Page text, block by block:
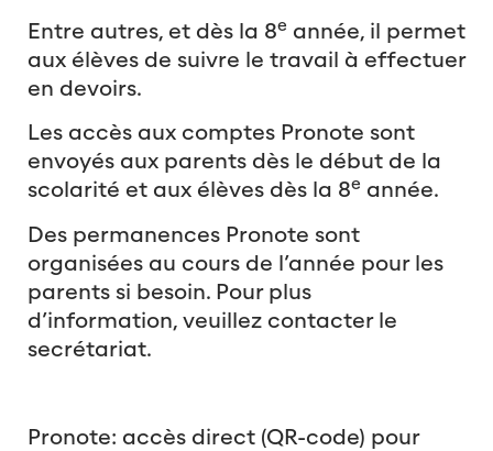
Entre autres, et dès la 8e année, il permet
aux élèves de suivre le travail à effectuer
en devoirs.
Les accès aux comptes Pronote sont
envoyés aux parents dès le début de la
scolarité et aux élèves dès la 8e année.
Des permanences Pronote sont
organisées au cours de l’année pour les
parents si besoin. Pour plus
d’information, veuillez contacter le
secrétariat.
Pronote: accès direct (QR-code) pour